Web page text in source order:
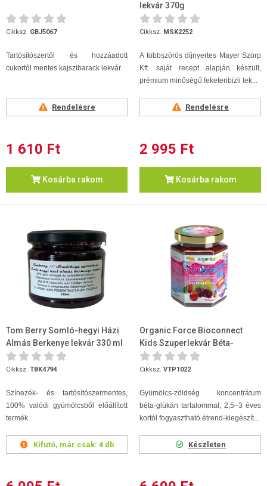
Cikksz. GBJ5067
Tartósítószertől és hozzáadott
cukortól mentes kajszibarack lekvár.
Rendelésre
1 610 Ft
Kosárba rakom
lekvár 370g
Cikksz. MSK2252
A többszörös díjnyertes Mayer Szörp
Kft. saját recept alapján készült,
prémium minőségű feketeribizli lek...
Rendelésre
2 995 Ft
Kosárba rakom
Tom Berry Somló-hegyi Házi
Almás Berkenye lekvár 330 ml
Cikksz. TBK4794
Színezék- és tartósítószermentes,
100% valódi gyümölcsből előállított
termék.
Kifutó, már csak: 4 db
Organic Force Bioconnect
Kids Szuperlekvár Béta-
glükánnal 210g
Cikksz. VTP1022
Gyümölcs-zöldség koncentrátum
béta-glükán tartalommal, 2,5–3 éves
kortól fogyasztható étrend-kiegészít...
Készleten